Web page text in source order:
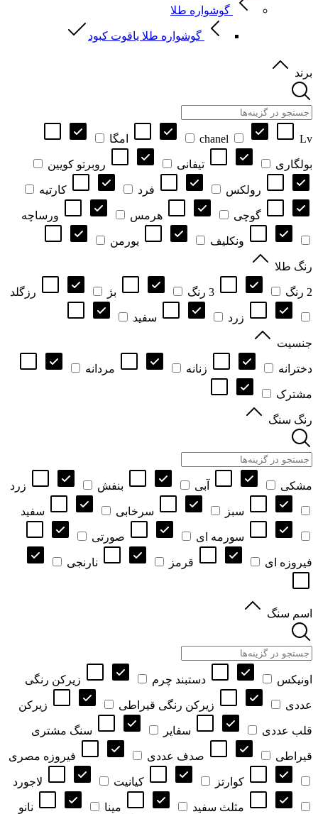
گوشواره طلا
گوشواره طلا یاقوت کبود
برند
chanel Lv امگا
بولگاری تیفانی روبرتو کویین
رولکس فرد کارتیه
گوچی هرمس ورساچه
ونکلیف یورمن
رنگ طلا
2 رنگ 3 رنگ بژ رزگلد
زرد سفید
جنسیت
دخترانه زنانه مردانه
مشترک
رنگ سنگ
مشکی آبی بنفش زرد
سبز سرخابی سفید
سورمه ای صورتی
فیروزه ای قرمز نارنجی
اسم سنگ
اونیکس دستبند چرم زیرکن رنگی
عددی زیرکن رنگی قیراطی زیرکن
قلب عددی سفایر سنگ مشتری
قیراطی صدف عددی فیروزه مصری
کوارتز کیانیت لاجورد
مثلث سفید مینا نانو